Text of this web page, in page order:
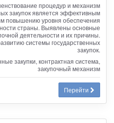
процедур и механизм
закупок является эффективным
повышению уровня обеспечения
страны. Выявлены основные
деятельности и их причины.
системы государственных
закупок.
закупки, контрактная система,
закупочный механизм
Перейти